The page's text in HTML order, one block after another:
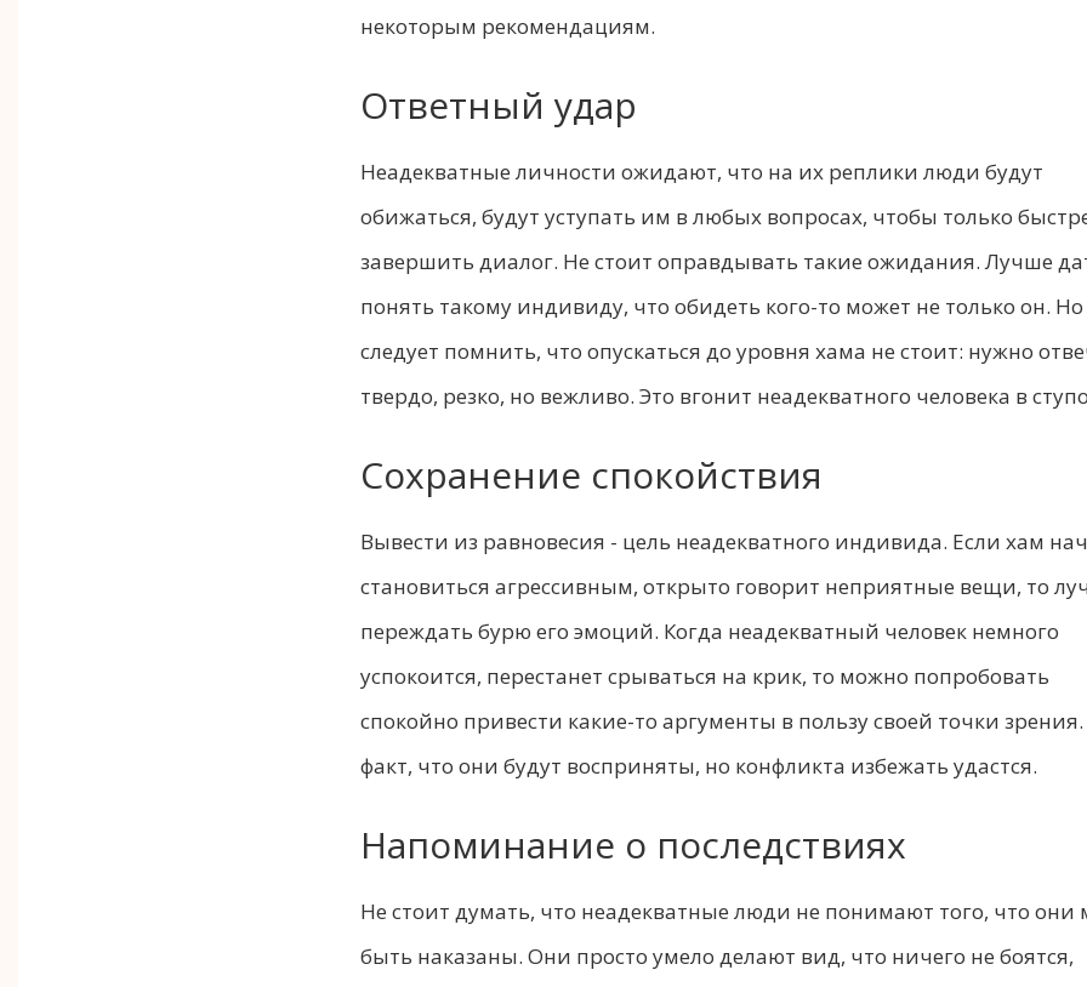
некоторым рекомендациям.
Ответный удар
Неадекватные личности ожидают, что на их реплики люди будут
обижаться, будут уступать им в любых вопросах, чтобы только
завершить диалог. Не стоит оправдывать такие ожидания. Лучше
понять такому индивиду, что обидеть кого-то может не только он. Но
следует помнить, что опускаться до уровня хама не стоит: нужно
твердо, резко, но вежливо. Это вгонит неадекватного человека в
Сохранение спокойствия
Вывести из равновесия - цель неадекватного индивида. Если хам
становиться агрессивным, открыто говорит неприятные вещи, то
переждать бурю его эмоций. Когда неадекватный человек немного
успокоится, перестанет срываться на крик, то можно попробовать
спокойно привести какие-то аргументы в пользу своей точки
факт, что они будут восприняты, но конфликта избежать удастся.
Напоминание о последствиях
Не стоит думать, что неадекватные люди не понимают того, что они
быть наказаны. Они просто умело делают вид, что ничего не боятся,